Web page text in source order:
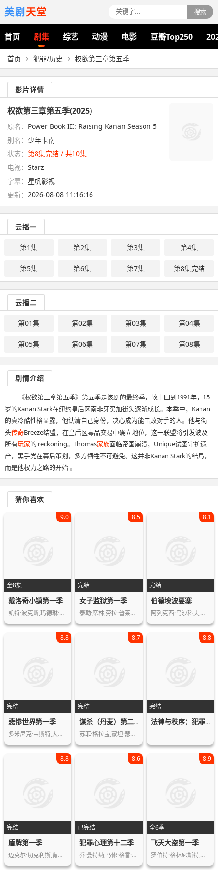
美剧天堂 搜索
首页 剧集 综艺 动漫 电影 豆瓣Top250
首页 犯罪/历史 权欲第三章第五季
影片详情
权欲第三章第五季(2025)
原名： Power Book III: Raising Kanan Season 5
别名： 少年卡南
状态： 第8集完结 / 共10集
电视： Starz
字幕： 星帆影视
更新： 2026-08-08 11:16:16
云播一
第1集 第2集 第3集 第4集
第5集 第6集 第7集 第8集完结
云播二
第01集 第02集 第03集 第04集
第05集 第06集 第07集 第08集
剧情介绍
《权欲第三章第五季》第五季是该剧的最终季，故事回到1991年，15
岁的Kanan Stark在纽约皇后区南非牙买加街头逐渐成长。本季中，Kanan
的真冷酷性格显露，他认清自己身份，决心成为能击败对手的人。他与街
头传奇Breeze结盟，在皇后区毒品交易中确立地位，这一联盟将引发波及
所有玩家的 reckoning。Thomas家族面临帝国崩溃，Unique试图守护遗
产，黑手党在幕后策划，多方牺牲不可避免。这并非Kanan Stark的结局，
而是他权力之路的开始 。
猜你喜欢
全8集
9.0
戴洛奇小镇第一季
凯特·波克斯,玛德琳·萨米,艾丽西娅·…
完结
8.5
女子监狱第一季
泰勒·席林,劳拉·普莱潘,贾森·比格斯…
完结
8.1
伯德埃波要塞
阿列克西·乌沙科夫,斯维特兰娜·伊万…
完结
8.8
悲惨世界第一季
多米尼克·韦斯特,大卫·奥伊罗,莉莉·…
完结
8.7
谋杀（丹麦）第二季
苏菲·格拉宝,蒙坦·瑟贝尔,Anne,Ma…
完结
8.8
法律与秩序：犯罪倾向第二季
完结
8.8
盾牌第一季
迈克尔·切克利斯,肯尼·约翰逊,杰·卡…
已完结
8.6
犯罪心理第十二季
乔·曼特纳,马修·格雷·古柏勒,A·J…
全6季
8.9
飞天大盗第一季
罗伯特·格林尼斯特,罗伯特·沃恩,罗比…